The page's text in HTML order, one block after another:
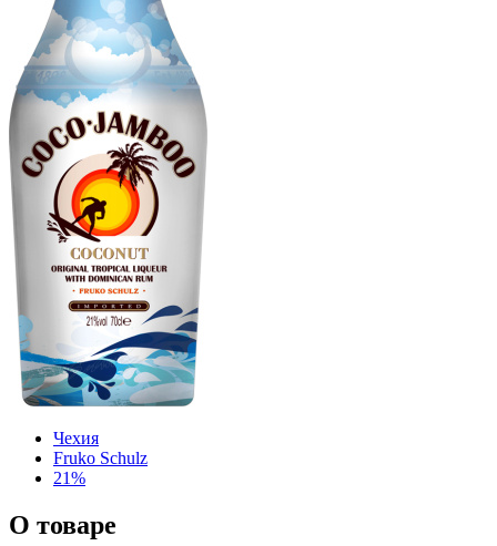
Чехия
Fruko Schulz
21%
О товаре